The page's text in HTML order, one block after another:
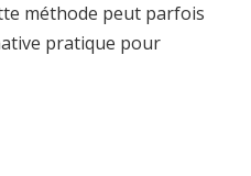
méthode peut parfois
pratique pour